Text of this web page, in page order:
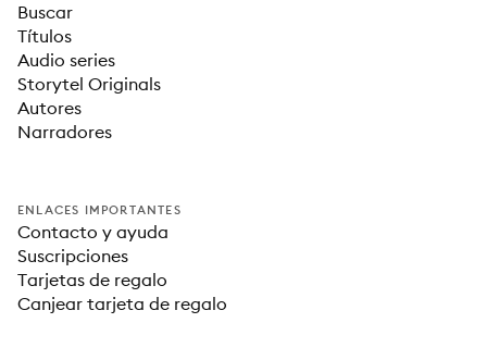
Buscar
Títulos
Audio series
Storytel Originals
Autores
Narradores
ENLACES IMPORTANTES
Contacto y ayuda
Suscripciones
Tarjetas de regalo
Canjear tarjeta de regalo